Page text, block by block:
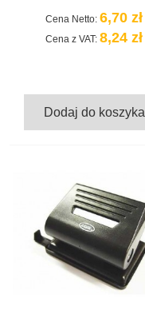
Cena Netto: 6,70 zł
Cena z VAT: 8,24 zł
Dodaj do koszyka